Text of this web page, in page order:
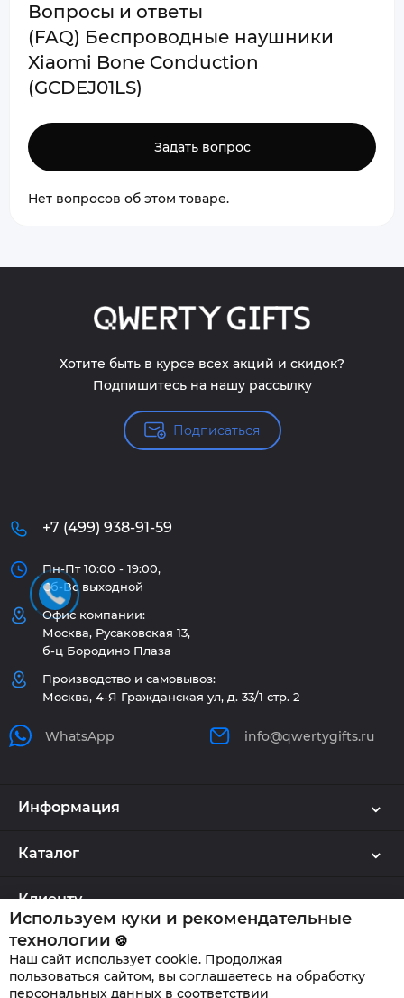
Вопросы и ответы
(FAQ) Беспроводные наушники
Xiaomi Bone Conduction
(GCDEJ01LS)
Задать вопрос
Нет вопросов об этом товаре.
Хотите быть в курсе всех акций и скидок?
Подпишитесь на нашу рассылку
Подписаться
+7 (499) 938-91-59
Пн-Пт 10:00 - 19:00,
Сб-Вс выходной
Офис компании:
Москва, Русаковская 13,
б-ц Бородино Плаза
Производство и самовывоз:
Москва, 4-Я Гражданская ул, д. 33/1 стр. 2
WhatsApp info@qwertygifts.ru
Информация
Каталог
Клиенту
QWERTYGIFTS © 2026
Используем куки и рекомендательные
технологии 🍪
Наш сайт использует cookie. Продолжая
пользоваться сайтом, вы соглашаетесь на обработку
персональных данных в соответствии